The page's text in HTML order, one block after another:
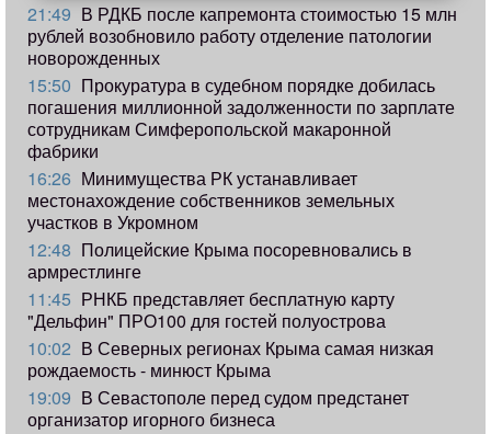
21:49 В РДКБ после капремонта стоимостью 15 млн
рублей возобновило работу отделение патологии
новорожденных
15:50 Прокуратура в судебном порядке добилась
погашения миллионной задолженности по зарплате
сотрудникам Симферопольской макаронной
фабрики
16:26 Минимущества РК устанавливает
местонахождение собственников земельных
участков в Укромном
12:48 Полицейские Крыма посоревновались в
армрестлинге
11:45 РНКБ представляет бесплатную карту
"Дельфин" ПРО100 для гостей полуострова
10:02 В Северных регионах Крыма самая низкая
рождаемость - минюст Крыма
19:09 В Севастополе перед судом предстанет
организатор игорного бизнеса